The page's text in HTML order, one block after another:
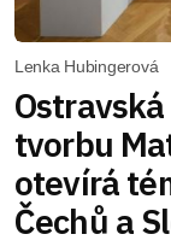
Lenka Hubingerová
tvorbu
otevírá
Čechů a